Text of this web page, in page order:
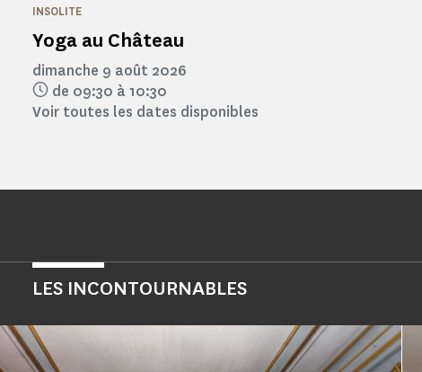
Yoga au Château
INSOLITE
dimanche 9 août 2026
de 09:30 à 10:30
Voir toutes les dates disponibles
LES INCONTOURNABLES